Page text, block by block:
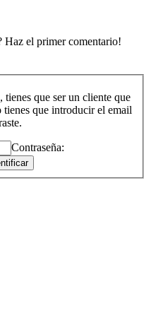
Haz el primer comentario!
que ser un cliente que
que introducir el email
Contraseña: